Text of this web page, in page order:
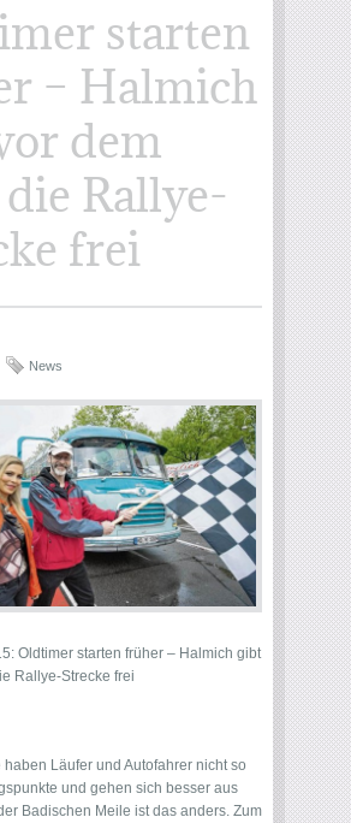
starten
– Halmich
dem
Rallye-
frei
News
Oldtimer starten früher – Halmich gibt
Rallye-Strecke frei
Läufer und Autofahrer nicht so
und gehen sich besser aus
Badischen Meile ist das anders. Zum